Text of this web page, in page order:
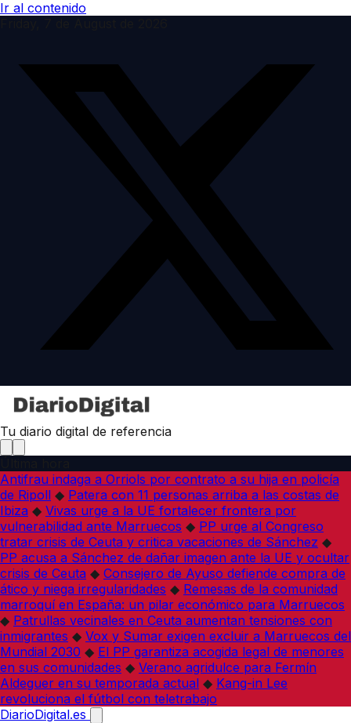
Ir al contenido
Tu diario digital de referencia
Antifrau indaga a Orriols por contrato a su hija en policía
de Ripoll ◆ Patera con 11 personas arriba a las costas de
Ibiza ◆ Vivas urge a la UE fortalecer frontera por
vulnerabilidad ante Marruecos ◆ PP urge al Congreso
tratar crisis de Ceuta y critica vacaciones de Sánchez ◆
PP acusa a Sánchez de dañar imagen ante la UE y ocultar
crisis de Ceuta ◆ Consejero de Ayuso defiende compra de
ático y niega irregularidades ◆ Remesas de la comunidad
marroquí en España: un pilar económico para Marruecos
◆ Patrullas vecinales en Ceuta aumentan tensiones con
inmigrantes ◆ Vox y Sumar exigen excluir a Marruecos del
Mundial 2030 ◆ El PP garantiza acogida legal de menores
en sus comunidades ◆ Verano agridulce para Fermín
Aldeguer en su temporada actual ◆ Kang-in Lee
revoluciona el fútbol con teletrabajo
DiarioDigital.es